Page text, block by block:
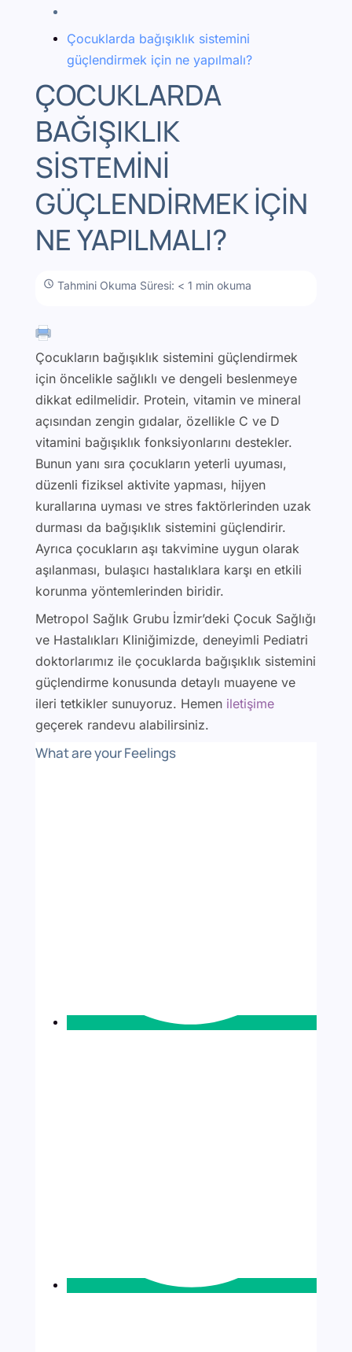
Çocuklarda bağışıklık sistemini
güçlendirmek için ne yapılmalı?
ÇOCUKLARDA
BAĞIŞIKLIK
SISTEMINI
GÜÇLENDIRMEK IÇIN
NE YAPILMALI?
Tahmini Okuma Süresi: < 1 min okuma
Çocukların bağışıklık sistemini güçlendirmek
için öncelikle sağlıklı ve dengeli beslenmeye
dikkat edilmelidir. Protein, vitamin ve mineral
açısından zengin gıdalar, özellikle C ve D
vitamini bağışıklık fonksiyonlarını destekler.
Bunun yanı sıra çocukların yeterli uyuması,
düzenli fiziksel aktivite yapması, hijyen
kurallarına uyması ve stres faktörlerinden uzak
durması da bağışıklık sistemini güçlendirir.
Ayrıca çocukların aşı takvimine uygun olarak
aşılanması, bulaşıcı hastalıklara karşı en etkili
korunma yöntemlerinden biridir.
Metropol Sağlık Grubu İzmir’deki Çocuk Sağlığı
ve Hastalıkları Kliniğimizde, deneyimli Pediatri
doktorlarımız ile çocuklarda bağışıklık sistemini
güçlendirme konusunda detaylı muayene ve
ileri tetkikler sunuyoruz. Hemen iletişime
geçerek randevu alabilirsiniz.
What are your Feelings